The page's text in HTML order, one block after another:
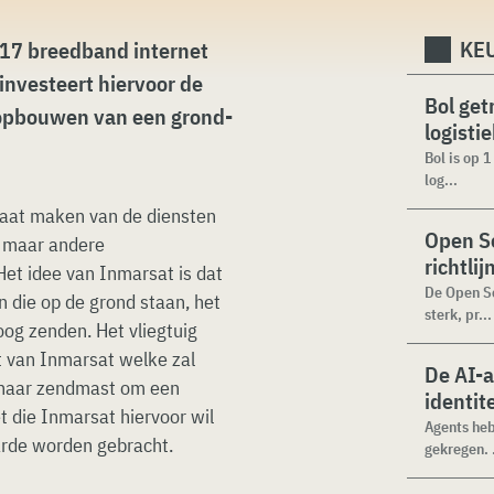
breedband internet
hiervoor de
van een grond-
maken van de diensten
andere
idee van Inmarsat is dat
die op de grond staan, het
zenden. Het vliegtuig
Inmarsat welke zal
zendmast om een
die Inmarsat hiervoor wil
worden gebracht.
Bol
Bol is op
log...
Open
De Open
sterk, pr...
De AI-
Agents
gekregen.